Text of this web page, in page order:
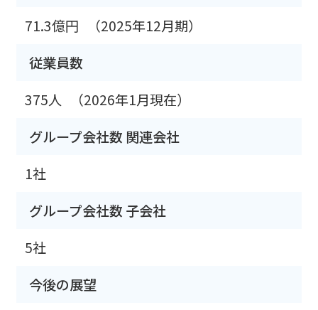
71.3億円
（2025年12月期）
従業員数
375人
（2026年1月現在）
グループ会社数 関連会社
1社
グループ会社数 子会社
5社
今後の展望